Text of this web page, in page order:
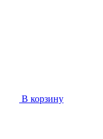
В корзину